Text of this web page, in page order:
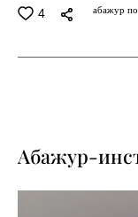
4 абажур
Абажур-